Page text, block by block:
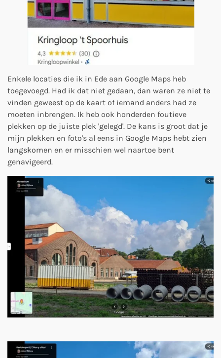
Enkele locaties die ik in Ede aan Google Maps heb
toegevoegd. Had ik dat niet gedaan, dan waren ze niet te
vinden geweest op de kaart of iemand anders had ze
moeten inbrengen. Ik heb ook honderden foutieve
plekken op de juiste plek 'gelegd'. De kans is groot dat je
mijn plekken en foto's al eens in Google Maps hebt zien
langskomen en er misschien wel naartoe bent
genavigeerd.